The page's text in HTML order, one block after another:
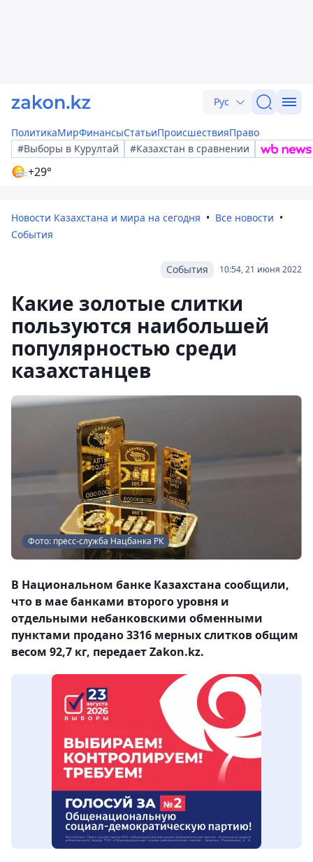
Рус
ПолитикаМирФинансыСтатьиПроисшествияПраво
#Выборы в Курултай
#Казахстан в сравнении
+29°
Новости Казахстана и мира на сегодня
Все новости
События
10:54, 21 июня 2022
События
Какие золотые слитки
пользуются наибольшей
популярностью среди
казахстанцев
Фото: пресс-служба Нацбанка РК
В Национальном банке Казахстана сообщили,
что в мае банками второго уровня и
отдельными небанковскими обменными
пунктами продано 3316 мерных слитков общим
весом 92,7 кг, передает Zakon.kz.